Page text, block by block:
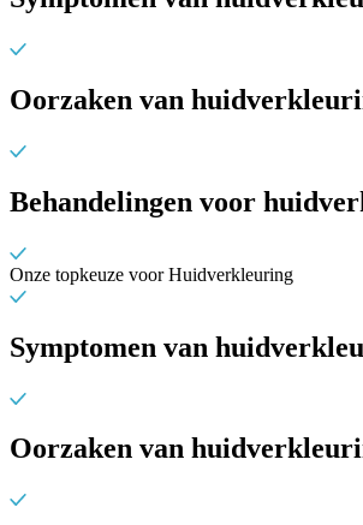
Oorzaken van
Behandelingen voor
Onze topkeuze voor Huidverkleuring
Symptomen van
Oorzaken van